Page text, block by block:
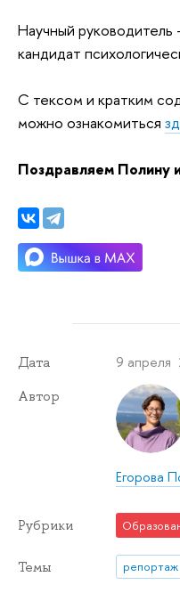
Научный руководитель
кандидат
С тексом и кратким
можно ознакомиться
Поздравляем Полину
Дата 9 апреля
Автор
Егорова
Рубрики
Темы